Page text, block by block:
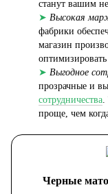
станут вашим
➤ Высокая
фабрики
магазин
➤ Выгодное
прозрачные и
сотрудничества.
проще, чем
Черные